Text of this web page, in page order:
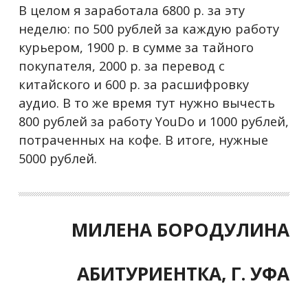
В целом я заработала 6800 р. за эту
неделю: по 500 рублей за каждую работу
курьером, 1900 р. в сумме за тайного
покупателя, 2000 р. за перевод с
китайского и 600 р. за расшифровку
аудио. В то же время тут нужно вычесть
800 рублей за работу YouDo и 1000 рублей,
потраченных на кофе. В итоге, нужные
5000 рублей.
МИЛЕНА БОРОДУЛИНА
АБИТУРИЕНТКА, Г. УФА